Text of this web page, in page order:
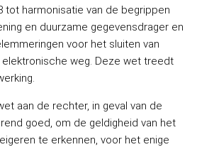
tot harmonisatie van de begrippen
en duurzame gegevensdrager en
voor het sluiten van
weg. Deze wet treedt
aan de rechter, in geval van de
goed, om de geldigheid van het
te erkennen, voor het enige